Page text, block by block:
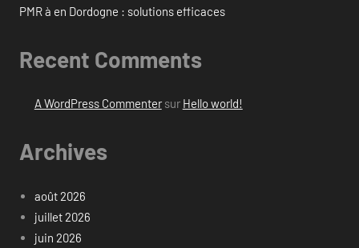
PMR à en Dordogne : solutions efficaces
Recent Comments
A WordPress Commentersur Hello world!
Archives
août 2026
juillet 2026
juin 2026